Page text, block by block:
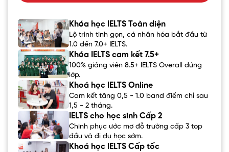
Khóa học IELTS Toàn diện
Lộ trình tinh gọn, cá nhân hóa bắt đầu từ
1.0 đến 7.0+ IELTS.
Khóa IELTS cam kết 7.5+
100% giảng viên 8.5+ IELTS Overall đứng
lớp.
Khoá học IELTS Online
Cam kết tăng 0,5 - 1.0 band điểm chỉ sau
1,5 - 2 tháng.
IELTS cho học sinh Cấp 2
Chinh phục ước mơ đỗ trường cấp 3 top
đầu và đi du học sớm.
Khoá học IELTS Cấp tốc